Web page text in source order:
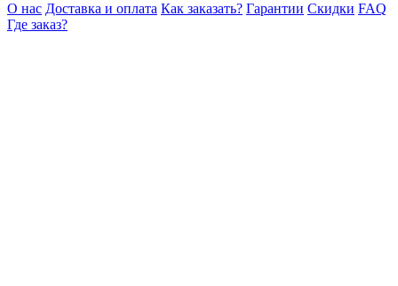
О нас Доставка и оплата Как заказать? Гарантии Скидки FAQ
Где заказ?